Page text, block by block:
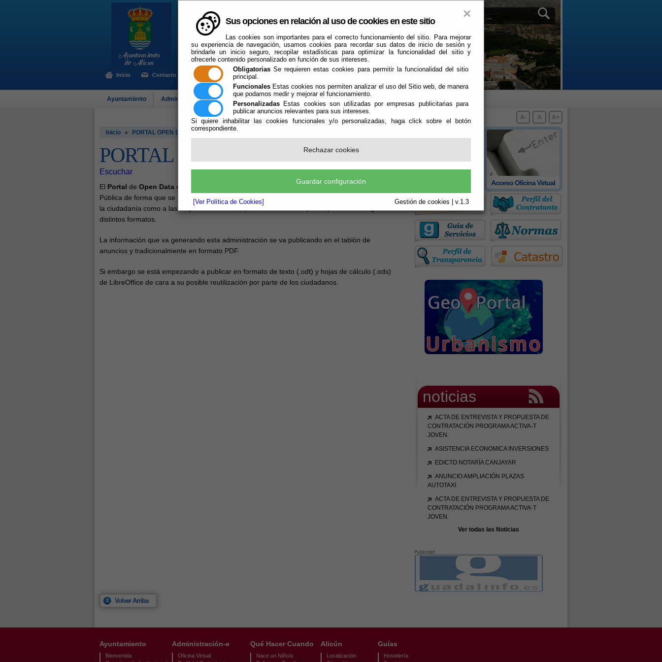
×
Sus opciones en relación al uso de cookies en este sitio
Las cookies son importantes para el correcto funcionamiento del sitio. Para mejorar
su experiencia de navegación, usamos cookies para recordar sus datos de inicio de sesión y
brindarle un inicio seguro, recopilar estadísticas para optimizar la funcionalidad del sitio y
ofrecerle contenido personalizado en función de sus intereses.
Obligatorias Se requieren estas cookies para permitir la funcionalidad del sitio
principal.
Funcionales Estas cookies nos permiten analizar el uso del Sitio web, de manera
que podamos medir y mejorar el funcionamiento.
Personalizadas Estas cookies son utilizadas por empresas publicitarias para
publicar anuncios relevantes para sus intereses.
Si quiere inhabilitar las cookies funcionales y/o personalizadas, haga click sobre el botón
correspondiente.
Rechazar cookies
Guardar configuración
[Ver Política de Cookies] Gestión de cookies | v.1.3
Inicio Contacto
Ayuntamiento Administración-e Qué Hacer Cuando Alicún
A+
A
A-
Acceso Oficina Virtual
noticias
ACTA DE ENTREVISTA Y PROPUESTA DE
CONTRATACIÓN PROGRAMA ACTIVA-T
JOVEN.
ASISTENCIA ECONOMICA INVERSIONES
EDICTO NOTARÍA CANJAYAR
ANUNCIO AMPLIACIÓN PLAZAS
AUTOTAXI
ACTA DE ENTREVISTA Y PROPUESTA DE
CONTRATACIÓN PROGRAMA ACTIVA-T
JOVEN.
Ver todas las Noticias
Inicio » PORTAL OPEN DATA
PORTAL OPEN DATA
Escuchar
El Portal de Open Data es donde se publican los datos que genera una Administración
Pública de forma que se permita el acceso, consulta y la reutilización de la información tanto a
la ciudadanía como a las empresas. Es decir, que es información que se puede descargar en
distintos formatos.
La información que va generando esta administración se va publicando en el tablón de
anuncios y tradicionalmente en formato PDF.
Si embargo se está empezando a publicar en formato de texto (.odt) y hojas de cálculo (.ods)
de LibreOffice de cara a su posible reutilización por parte de los ciudadanos.
Volver Arriba
Ayuntamiento
Bienvenida
Administración-e
Oficina Virtual
Qué Hacer Cuando
Nace un Niño/a
Alicún
Localización
Guías
Hostelería